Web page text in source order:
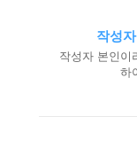
작성
작성자 본인이
하